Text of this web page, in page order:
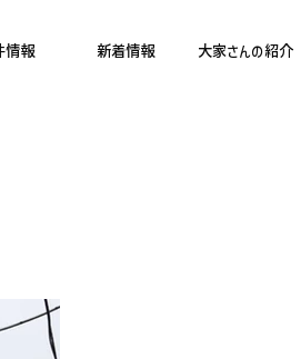
情報 新着情報 大家さんの紹介